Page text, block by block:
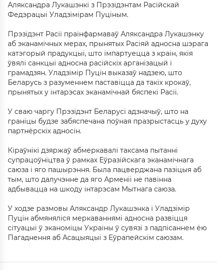
Аляксандра Лукашэнкі з Прэзідэнтам Расійскай
Федэрацыі Уладзімірам Пуціным.
Прэзідэнт Расіі праінфармаваў Аляксандра Лукашэнку
аб эканамічных мерах, прынятых Расіяй адносна шэрага
катэгорый прадукцыі, што імпартуецца з краін, якія
ўвялі санкцыі адносна расійскіх арганізацый і
грамадзян. Уладзімір Пуцін выказаў надзею, што
Беларусь з разуменнем паставіцца да такіх крокаў,
прынятых у інтарэсах эканамічнай бяспекі Расіі.
У сваю чаргу Прэзідэнт Беларусі адзначыў, што на
граніцы будзе забяспечана поўная празрыстасць у духу
партнёрскіх адносін.
Кіраўнікі дзяржаў абмеркавалі таксама пытанні
супрацоўніцтва ў рамках Еўразійскага эканамічнага
саюза і яго пашырэння. Была пацверджана пазіцыя аб
тым, што далучэнне да яго Арменіі не павінна
адбывацца на шкоду інтарэсам Мытнага саюза.
У ходзе размовы Аляксандр Лукашэнка і Уладзімір
Пуцін абмяняліся меркаваннямі адносна развіцця
сітуацыі ў эканоміцы Украіны ў сувязі з падпісаннем ёю
Пагаднення аб Асацыяцыі з Еўрапейскім саюзам.